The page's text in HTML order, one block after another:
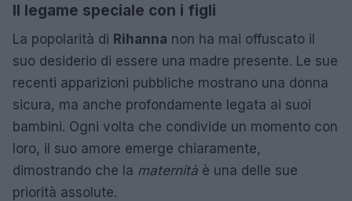
Il legame speciale con i figli
La popolarità di Rihanna non ha mai offuscato il
suo desiderio di essere una madre presente. Le sue
recenti apparizioni pubbliche mostrano una donna
sicura, ma anche profondamente legata ai suoi
bambini. Ogni volta che condivide un momento con
loro, il suo amore emerge chiaramente,
dimostrando che la maternità è una delle sue
priorità assolute.